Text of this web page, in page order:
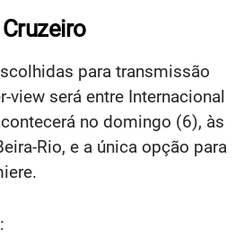
para transmissão
view será entre Internacional
no domingo (6), às
Rio, e a única opção para